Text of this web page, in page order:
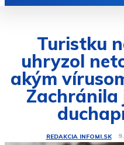
Turistku
uhryzol
akým
Zachránila
REDAKCIA INFOMI.SK